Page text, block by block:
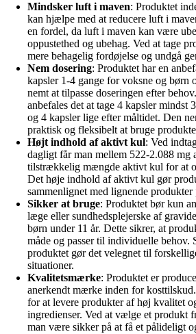
Mindsker luft i maven: Produktet
kan hjælpe med at reducere luft i
en fordel, da luft i maven kan være
oppustethed og ubehag. Ved at tage
mere behagelig fordøjelse og undgå
Nem dosering: Produktet har en
kapsler 1-4 gange for voksne og børn
nemt at tilpasse doseringen efter
anbefales det at tage 4 kapsler mindst
og 4 kapsler lige efter måltidet. Den
praktisk og fleksibelt at bruge
Højt indhold af aktivt kul: Ved
dagligt får man mellem 522-2.088 mg
tilstrækkelig mængde aktivt kul for at
Det høje indhold af aktivt kul gør
sammenlignet med lignende produkter
Sikker at bruge: Produktet bør kun
læge eller sundhedsplejerske af
børn under 11 år. Dette sikrer, at
måde og passer til individuelle behov.
produktet gør det velegnet til
situationer.
Kvalitetsmærke: Produktet er
anerkendt mærke inden for
for at levere produkter af høj kvalitet
ingredienser. Ved at vælge et produkt
man være sikker på at få et pålideligt